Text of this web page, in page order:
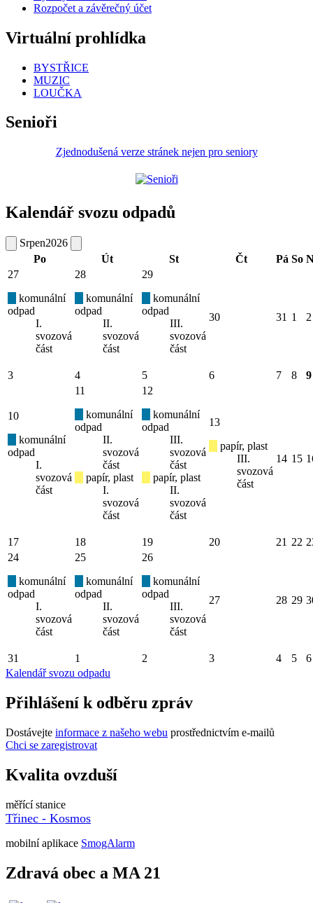
Rozpočet a závěrečný účet
Virtuální prohlídka
BYSTŘICE
MUZIC
LOUČKA
Senioři
Zjednodušená verze stránek nejen pro seniory
Kalendář svozu odpadů
Srpen2026
Po
Út St Čt Pá So
27
komunální
odpad
I.
svozová
část
28
komunální
odpad
II.
svozová
část
29
komunální
odpad
III.
svozová
část
30 31 1 2
3 4 5 6 7 8 9
10
komunální
odpad
I.
svozová
část
11
komunální
odpad
II.
svozová
část
papír, plast
I.
svozová
část
12
komunální
odpad
III.
svozová
část
papír, plast
II.
svozová
část
13
papír, plast
III.
svozová
část
14 15
17 18 19 20 21 22
24
komunální
odpad
I.
svozová
část
25
komunální
odpad
II.
svozová
část
26
komunální
odpad
III.
svozová
část
27 28 29
31 1 2 3 4 5
6
Kalendář svozu odpadu
Přihlášení k odběru zpráv
Dostávejte informace z našeho webu prostřednictvím e-mailů
Chci se zaregistrovat
Kvalita ovzduší
měřící stanice
Třinec - Kosmos
mobilní aplikace SmogAlarm
Zdravá obec a MA 21